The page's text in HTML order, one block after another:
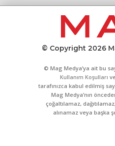
© Copyright 2026
© Mag Medya’ya ait bu
Kullanım Koşulları
tarafınızca kabul edilmiş
Mag Medya’nın
çoğaltılamaz,
alınamaz veya başka